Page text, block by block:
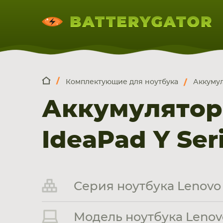
НОУТБУКА
ПЛАНШЕТА
СМАРТФОНА
Комплектующие для ноутбука
IdeaPad Y
Серия ноутбука
Модель ноутбука